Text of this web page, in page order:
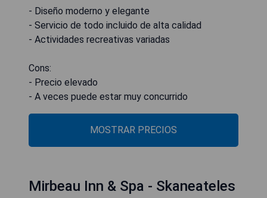
- Diseño moderno y elegante
- Servicio de todo incluido de alta calidad
- Actividades recreativas variadas
Cons:
- Precio elevado
- A veces puede estar muy concurrido
MOSTRAR PRECIOS
Mirbeau Inn & Spa - Skaneateles